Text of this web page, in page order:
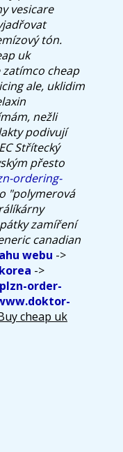
vesicare
tón.
uk
cheap
ale, uklidim
nežli
podivují
Střítecký
přesto
ordering-
"polymerová
zamíření
canadian
webu ->
->
order-
cheap uk